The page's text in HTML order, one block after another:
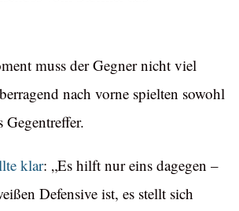
muss der Gegner nicht viel
nach vorne spielten sowohl
klar: „Es hilft nur eins dagegen –
Defensive ist, es stellt sich